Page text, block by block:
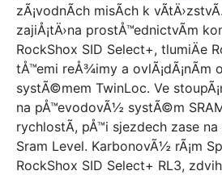
zÃ¡vodnÃ­ch misÃ­ch k
zajiÅ¡tÄ›na prostÅ™ednictvÃ­m
RockShox SID Select+, tlumiÄe
tÅ™emi reÅ¾imy a
systÃ©mem TwinLoc. Ve
na pÅ™evodovÃ½ systÃ©m
rychlostÃ­, pÅ™i sjezdech zase
Sram Level. KarbonovÃ½ rÃ¡m
RockShox SID Select+ RL3,